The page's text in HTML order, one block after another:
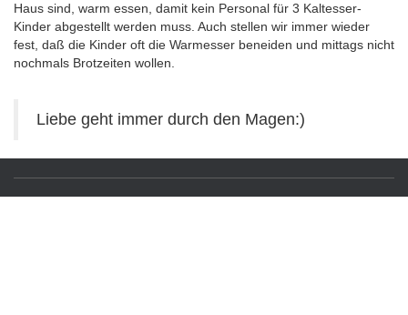
Haus sind, warm essen, damit kein Personal für 3 Kaltesser-
Kinder abgestellt werden muss. Auch stellen wir immer wieder
fest, daß die Kinder oft die Warmesser beneiden und mittags nicht
nochmals Brotzeiten wollen.
Liebe geht immer durch den Magen:)